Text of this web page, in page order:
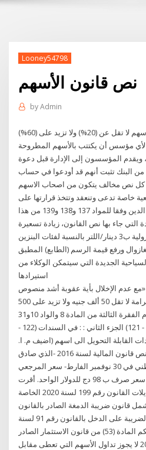
Looney54798
نص قانون الأسهم
byAdmin
وعلى المؤسسين أن يكتتبوا بأسهم لا تقل عن (20%) ولا تزيد على (60%)
مؤسس أن يكتتب بالأسهم المطروحة
ويقدم المؤسسون إلى الإدارة قبل دعوة
من البنك تثبت أنهم قد أودعوا في حساب
كل نص مخالف يتكون من اصحاب الاسهم
خاصة تدعى وتنعقد وتتخذ قرارتها على
منوال جمعية حملة سندات الدين وفقا للمواد 137 و138 و139 من هذا
التي جاء بها نص القانون، زيادة تسعيرة
الرسم على المنتجات البترولية ب3 دينار/اللتر بالنسبة لفئات البنزين
للغازوال ورفع قيمة الرسم (الطابع) المطبق
الجديدة التي سيتمكن الوكلاء من
استيرادها
عدم الإخلال بأية عقوبة أشد منصوص
عليها فى أى قانون آخر يعاقب بغرامة لا تقل 50 ألف جنيه ولا تزيد على 500
الف جنيه كل من خالف أحكام الفقرة الثالثة من المادة 8 والواد 10و31
الجزء الاول : : في الاسهم (104 - 121) الجزء الثاني : : في السندات (122 -
القابلة التحويل الى اسهم (اضيف م. ا.
رقم 54/77) (143 - 143) وحدد نص قانون المالية لسنة 2016 -الذي صادق
عليه المجلس الشعبي الوطني في 30 نوفمبر الفارط- سعر المرجعي
لبرميل النفط ب37 دولار و سعر صرف ب 98 دج للدولار الواحد. أقرت
الهيئة العامة للرقابة المالية، تعديلات القانون رقم 199 لسنة 2020 الخاصة
قانون ضريبة الدمغة الصادر بالقانون
رقم 111 لسنة 1980 وقانون الضريبة على الدخل بالقانون رقم 91 لسنة
2005. مع عدم الإخلال بحكم المادة (53) من قانون الاستثمار الصادر
بالقانون رقم 72 لسنة 2017 لا يجوز تداول الأسهم التي تعطى مقابل